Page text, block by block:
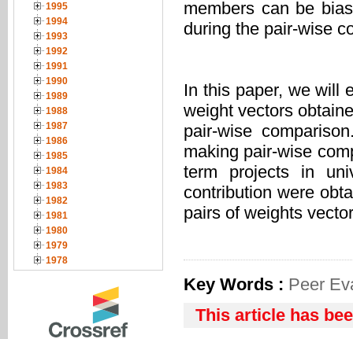
1995
1994
1993
1992
1991
1990
1989
1988
1987
1986
1985
1984
1983
1982
1981
1980
1979
1978
members can be
during the pair-wise
In this paper, we will
weight vectors
pair-wise
making pair-wise
term projects in
contribution were
pairs of weights
Key Words : Peer
This article has